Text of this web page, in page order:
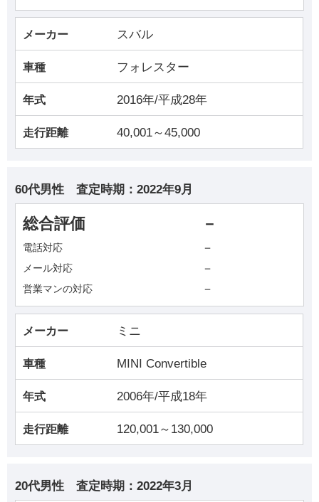
メーカー スバル
車種 フォレスター
年式 2016年/平成28年
走行距離 40,001～45,000
60代男性 査定時期： 2022年9月
総合評価 －
電話対応 －
メール対応 －
営業マンの対応 －
メーカー ミニ
車種 MINI Convertible
年式 2006年/平成18年
走行距離 120,001～130,000
20代男性 査定時期： 2022年3月